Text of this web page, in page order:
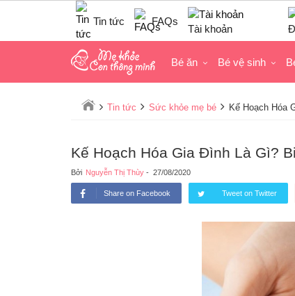
Tin tức FAQs
Tài khoản
Bé ăn Bé vệ sinh
Tin tức Sức khỏe mẹ bé Kế Hoạch Hóa
Kế Hoạch Hóa Gia Đình Là Gì?
Bởi Nguyễn Thị Thùy - 27/08/2020
Share on Facebook Tweet on Twitter